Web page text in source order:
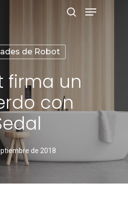
or ESC to close
de Robot
firma un
con
de 2018